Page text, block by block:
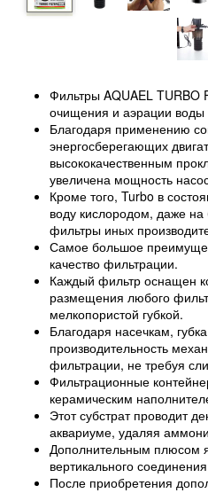
Фильтры AQUAEL TURBO
очищения и аэрации воды
Благодаря применению
энергосберегающих
высококачественным
увеличена мощность
Кроме того, Turbo в
воду кислородом, даже на
фильтры иных
Самое большое
качество фильтрации.
Каждый фильтр оснащен
размещения любого
мелкопористой губкой.
Благодаря насечкам,
производительность
фильтрации, не требуя
Фильтрационные
керамическим
Этот субстрат проводит
аквариуме, удаляя
Дополнительным плюсом
вертикального
После приобретения